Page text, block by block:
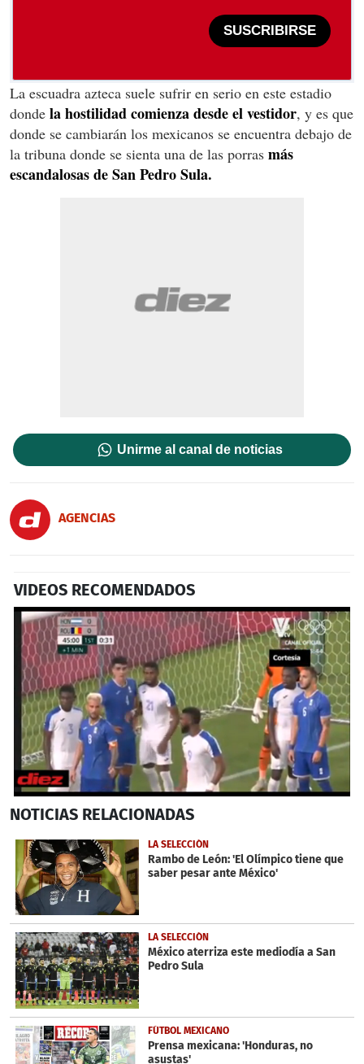
SUSCRIBIRSE
La escuadra azteca suele sufrir en serio en este estadio
donde la hostilidad comienza desde el vestidor, y es que
donde se cambiarán los mexicanos se encuentra debajo de
la tribuna donde se sienta una de las porras más
escandalosas de San Pedro Sula.
Unirme al canal de noticias
AGENCIAS
VIDEOS RECOMENDADOS
seconds
33
seconds
NOTICIAS RELACIONADAS
LA SELECCIÓN
Rambo de León: 'El Olímpico tiene que
saber pesar ante México'
LA SELECCIÓN
México aterriza este mediodía a San
Pedro Sula
FÚTBOL MEXICANO
Prensa mexicana: 'Honduras, no
asustas'